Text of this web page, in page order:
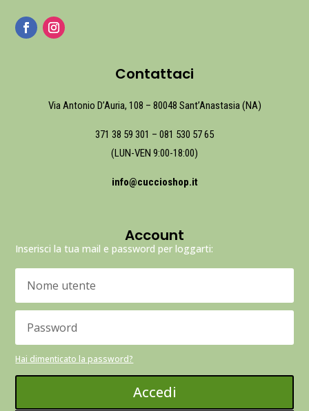
Contattaci
Via Antonio D’Auria, 108 – 80048 Sant’Anastasia (NA)
371 38 59 301 – 081 530 57 65
(LUN-VEN 9:00-18:00)
info@cuccioshop.it
Account
Inserisci la tua mail e password per loggarti:
Hai dimenticato la password?
Accedi